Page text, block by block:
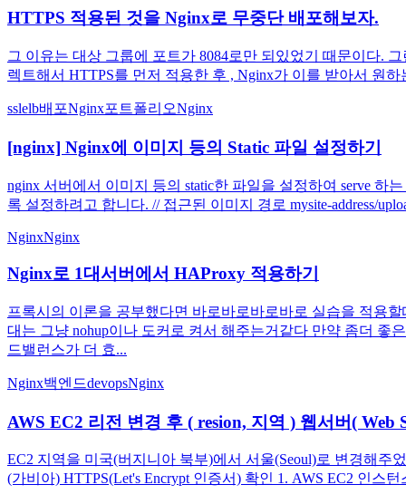
HTTPS 적용된 것을 Nginx로 무중단 배포해보자.
그 이유는 대상 그룹에 포트가 8084로만 되있었기 때문이다.
렉트해서 HTTPS를 먼저 적용한 후 , Nginx가 이를 받아서 원
sslelb배포Nginx포트폴리오Nginx
[nginx] Nginx에 이미지 등의 Static 파일 설정하기
nginx 서버에서 이미지 등의 static한 파일을 설정하여 serve
록 설정하려고 합니다. // 접근된 이미지 경로 mysite-address/
NginxNginx
Nginx로 1대서버에서 HAProxy 적용하기
프록시의 이론을 공부했다면 바로바로바로바로 실습을 적용
대는 그냥 nohup이나 도커로 켜서 해주는거같다 만약 좀더 좋
드밸런스가 더 효...
Nginx백엔드devopsNginx
AWS EC2 리전 변경 후 ( resion, 지역 ) 웹서버(
EC2 지역을 미국(버지니아 북부)에서 서울(Seoul)로 변경해주
(가비아) HTTPS(Let's Encrypt 인증서) 확인 1. AWS EC2 인스